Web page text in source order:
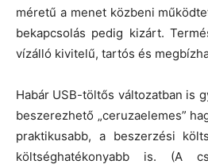
méretű a menet közbeni
bekapcsolás pedig kizárt.
vízálló kivitelű, tartós és
Habár USB-töltős változatban is
beszerezhető „ceruzaelemes”
praktikusabb, a beszerzési
költséghatékonyabb is. (A